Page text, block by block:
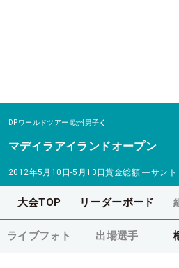
DPワールドツアー 欧州男子
マデイラアイランドオープン
2012年5月10日-5月13日賞金総額 ―サント
大会TOP リーダーボード
ライブフォト 出場選手